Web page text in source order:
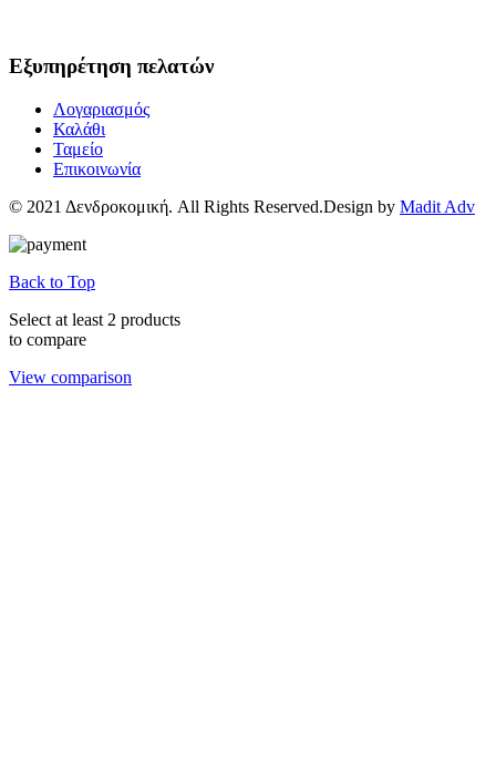
Εξυπηρέτηση πελατών
Λογαριασμός
Καλάθι
Ταμείο
Επικοινωνία
© 2021 Δενδροκομική. All Rights Reserved.Design by Madit Adv
Back to Top
Select at least 2 products
to compare
View comparison